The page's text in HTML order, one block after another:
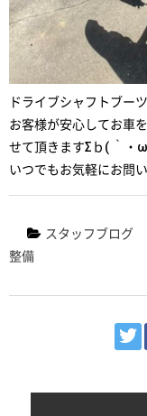
ドライブシャフトブー
お客様が安心してお車
せて頂きますΣｂ( ｀・ω
いつでもお気軽にお問
スタッフブログ
整備